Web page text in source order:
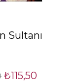
Sultanı
₺115,50